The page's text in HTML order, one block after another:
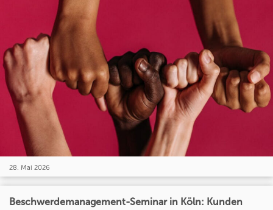
28. Mai 2026
Beschwerdemanagement-Seminar in Köln: Kunden